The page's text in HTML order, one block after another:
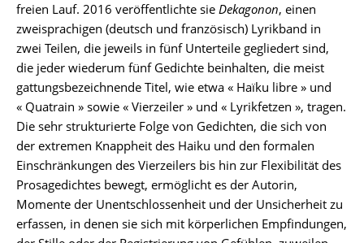
freien Lauf. 2016 veröffentlichte sie Dekagonon, einen
zweisprachigen (deutsch und französisch) Lyrikband in
zwei Teilen, die jeweils in fünf Unterteile gegliedert sind,
die jeder wiederum fünf Gedichte beinhalten, die meist
gattungsbezeichnende Titel, wie etwa « Haïku libre » und
« Quatrain » sowie « Vierzeiler » und « Lyrikfetzen », tragen.
Die sehr strukturierte Folge von Gedichten, die sich von
der extremen Knappheit des Haiku und den formalen
Einschränkungen des Vierzeilers bis hin zur Flexibilität des
Prosagedichtes bewegt, ermöglicht es der Autorin,
Momente der Unentschlossenheit und der Unsicherheit zu
erfassen, in denen sie sich mit körperlichen Empfindungen,